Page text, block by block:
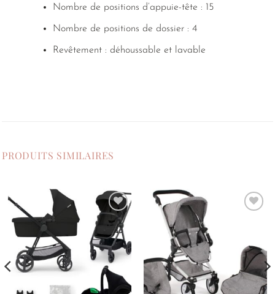
Nombre de positions d’appuie-tête : 15
Nombre de positions de dossier : 4
Revêtement : déhoussable et lavable
PRODUITS SIMILAIRES
Ajouter
à la
liste de
souhaits
souhaits